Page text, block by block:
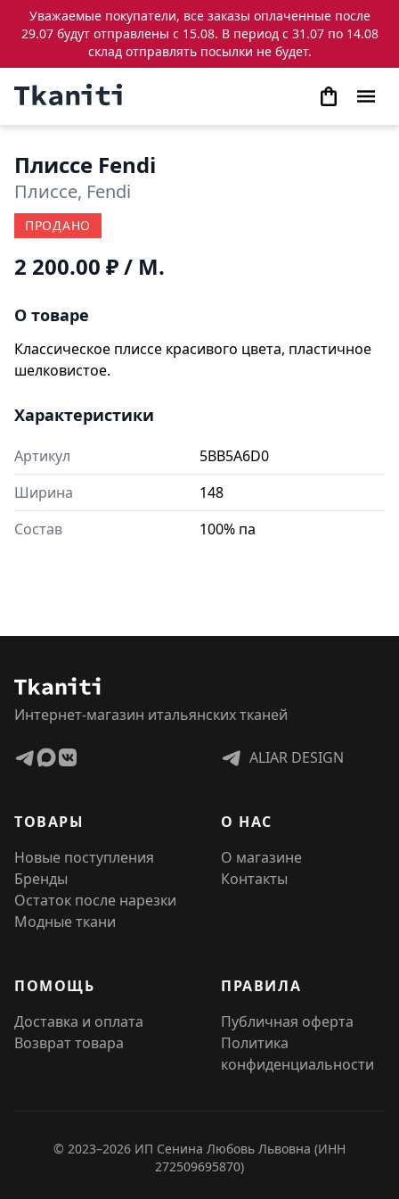
Уважаемые покупатели, все заказы оплаченные после
29.07 будут отправлены с 15.08. В период с 31.07 по 14.08
склад отправлять посылки не будет.
Плиссе Fendi
Плиссе, Fendi
ПРОДАНО
2 200.00 ₽/ М.
О товаре
Классическое плиссе красивого цвета, пластичное
шелковистое.
Характеристики
Артикул
5BB5A6D0
Ширина
148
Состав
100% па
Интернет-магазин итальянских тканей
ALIAR DESIGN
ТОВАРЫ
Новые поступления
Бренды
Остаток после нарезки
Модные ткани
О НАС
О магазине
Контакты
ПОМОЩЬ
Доставка и оплата
Возврат товара
ПРАВИЛА
Публичная оферта
Политика
конфиденциальности
© 2023–2026 ИП Сенина Любовь Львовна (ИНН
272509695870)